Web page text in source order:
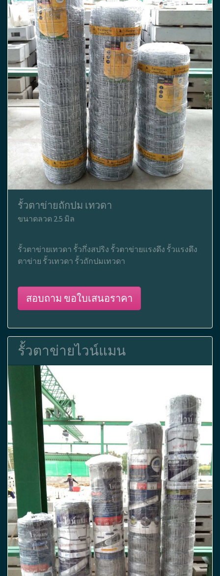
รั้วตาข่ายถักปม เทวดา
ขนาดลวด 2.5 มิล
รั้วตาข่ายเทวดา รั้วกึ่งสปริง รั้วตาข่ายแรงดึง รั้วแรงดึง
ตาข่าย รั้วเทวดา รั้วถักปมเทวดา
สอบถาม ขอใบเสนอราคา
รั้วตาข่ายไวน์แมน